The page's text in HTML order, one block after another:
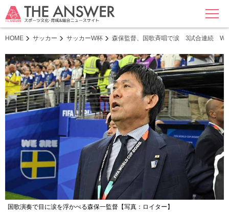
MENU
HOME サッカー サッカーW杯 森保監督、国歌斉唱で涙 3試合連続 W
国歌演奏で目に涙を浮かべる森保一監督【写真：ロイター】